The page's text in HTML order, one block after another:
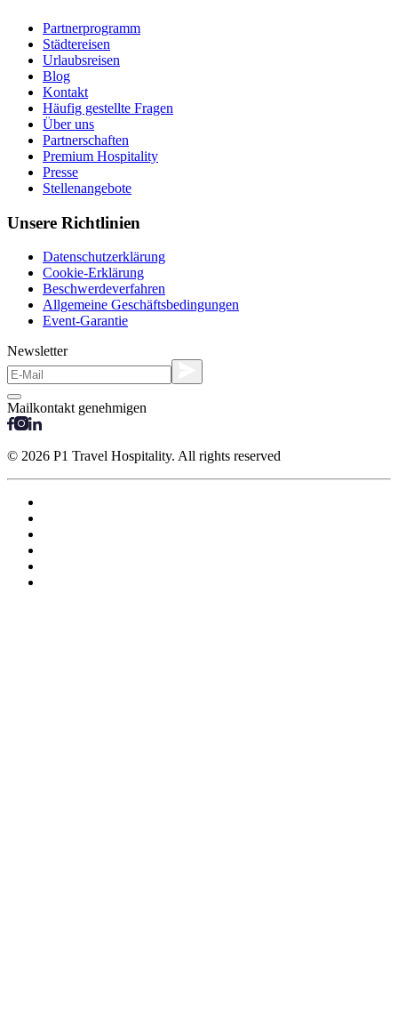
Partnerprogramm
Städtereisen
Urlaubsreisen
Blog
Kontakt
Häufig gestellte Fragen
Über uns
Partnerschaften
Premium Hospitality
Presse
Stellenangebote
Unsere Richtlinien
Datenschutzerklärung
Cookie-Erklärung
Beschwerdeverfahren
Allgemeine Geschäftsbedingungen
Event-Garantie
Newsletter
Mailkontakt genehmigen
© 2026 P1 Travel Hospitality. All rights reserved